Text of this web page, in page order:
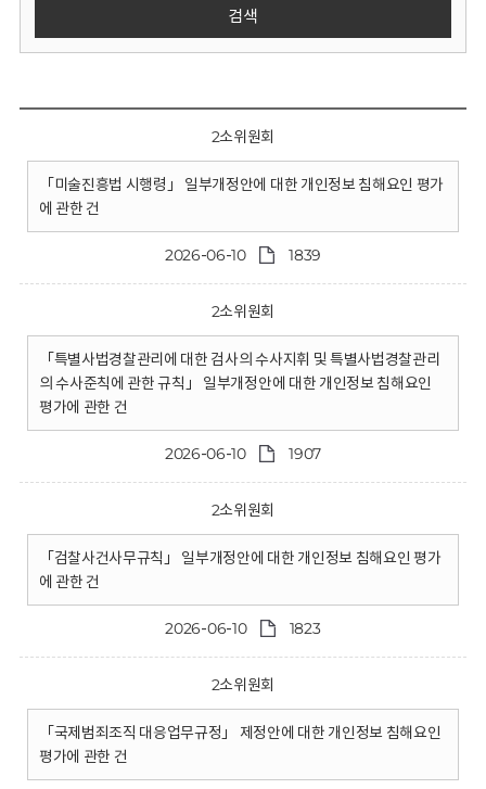
검색
2소위원회
「미술진흥법 시행령」 일부개정안에 대한 개인정보 침해요인 평가
에 관한 건
2026-06-10 1839
2소위원회
「특별사법경찰관리에 대한 검사의 수사지휘 및 특별사법경찰관리
의 수사준칙에 관한 규칙」 일부개정안에 대한 개인정보 침해요인
평가에 관한 건
2026-06-10 1907
2소위원회
「검찰사건사무규칙」 일부개정안에 대한 개인정보 침해요인 평가
에 관한 건
2026-06-10 1823
2소위원회
「국제범죄조직 대응업무규정」 제정안에 대한 개인정보 침해요인
평가에 관한 건